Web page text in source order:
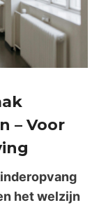
– Voor
het welzijn